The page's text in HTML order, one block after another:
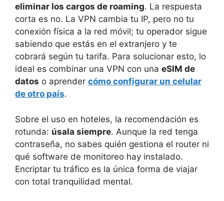
eliminar los cargos de roaming. La respuesta
corta es no. La VPN cambia tu IP, pero no tu
conexión física a la red móvil; tu operador sigue
sabiendo que estás en el extranjero y te
cobrará según tu tarifa. Para solucionar esto, lo
ideal es combinar una VPN con una eSIM de
datos o aprender cómo configurar un celular
de otro país.
Sobre el uso en hoteles, la recomendación es
rotunda: úsala siempre. Aunque la red tenga
contraseña, no sabes quién gestiona el router ni
qué software de monitoreo hay instalado.
Encriptar tu tráfico es la única forma de viajar
con total tranquilidad mental.